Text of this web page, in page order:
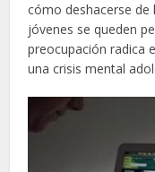
cómo deshacerse de
jóvenes se queden
preocupación radica
una crisis mental